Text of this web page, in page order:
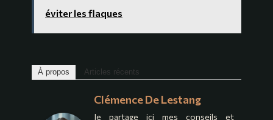
éviter les flaques
À propos Articles récents
Clémence De Lestang
Je partage ici mes conseils et